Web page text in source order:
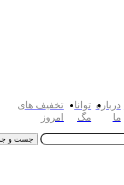
درباره
ما
توانا
مگ
تخفیف های
امروز
جست و